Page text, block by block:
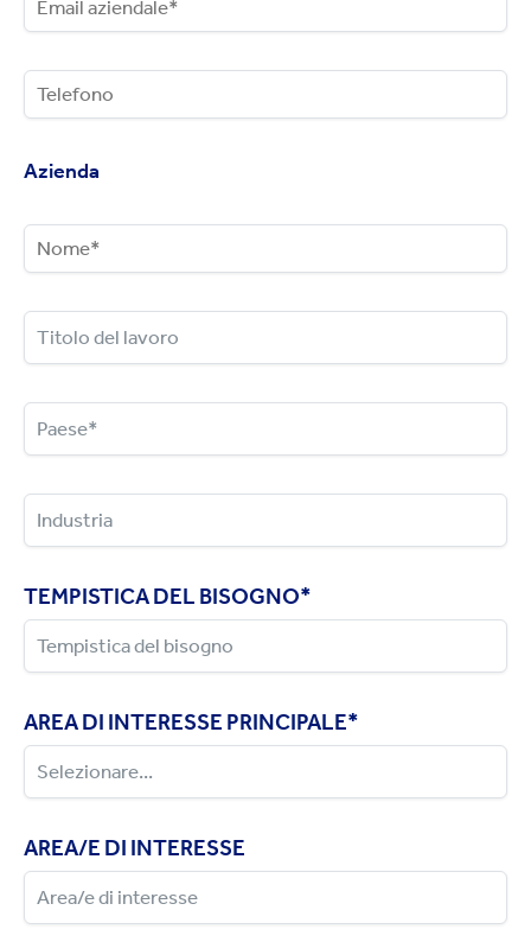
Azienda
TEMPISTICA DEL BISOGNO*
AREA DI INTERESSE PRINCIPALE*
AREA/E DI INTERESSE